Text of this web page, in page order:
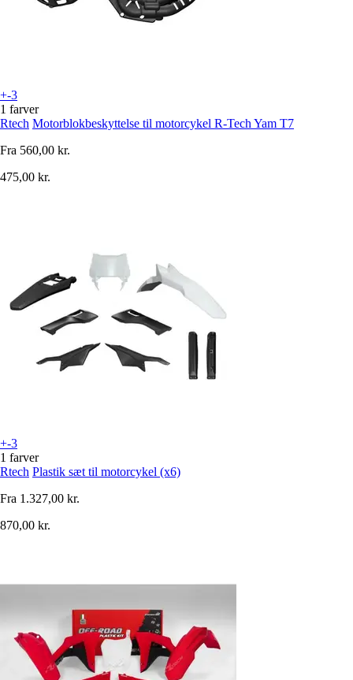
+-3
1 farver
Rtech Motorblokbeskyttelse til motorcykel R-Tech Yam T7
Fra 560,00 kr.
475,00 kr.
+-3
1 farver
Rtech Plastik sæt til motorcykel (x6)
Fra 1.327,00 kr.
870,00 kr.